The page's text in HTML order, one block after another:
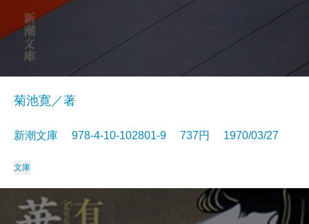
菊池寛／著
新潮文庫 978-4-10-102801-9 737円 1970/03/27
文庫